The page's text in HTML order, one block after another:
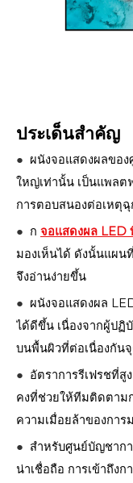
ประเด็นสำคัญ
● ผนังจอแสดงผลขอ
ใหญ่เท่านั้น เป็นแพลต
การตอบสนองต่อเหตุ
● ก จอแสดงผล LED
มองเห็นได้ ดังนั้นแผ
จึงอ่านง่ายขึ้น
● ผนังจอแสดงผล
ได้ดีขึ้น เนื่องจากผู้ปฏิ
บนพื้นผิวที่ต่อเนื่องกัน
● อัตราการรีเฟรชที่สู
คงที่ช่วยให้ทีมติดตาม
ความเมื่อยล้าของการ
● สำหรับศูนย์บัญชาก
น่าเชื่อถือ การเข้าถึงก